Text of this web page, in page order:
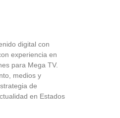
digital con
experiencia en
para Mega TV.
medios y
de
en Estados